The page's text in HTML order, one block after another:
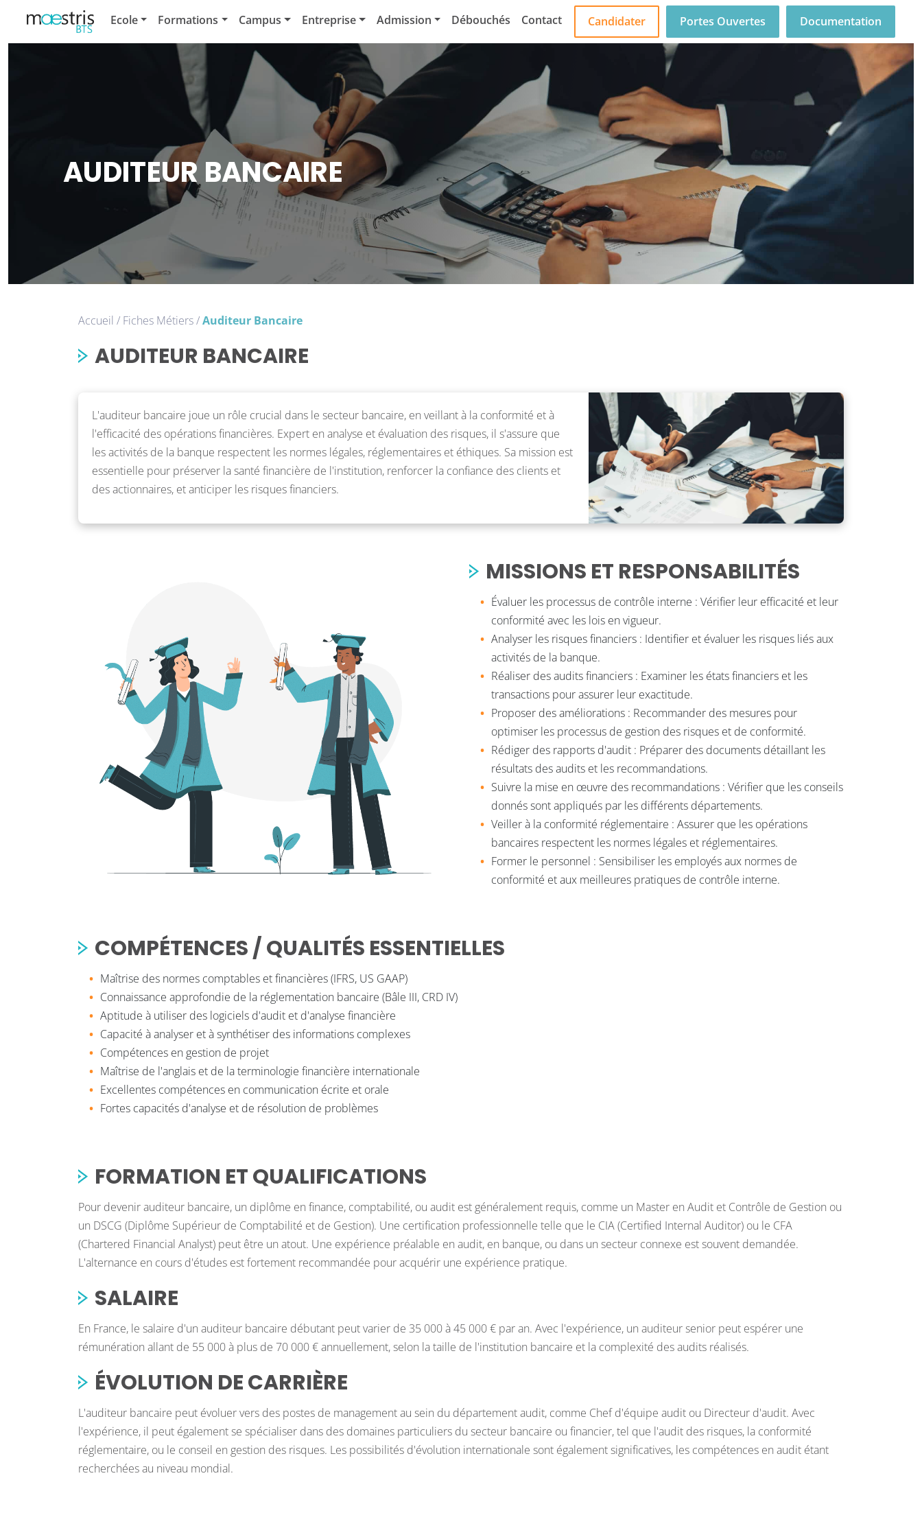
Ecole Formations Campus Entreprise Admission Débouchés Contact Candidater Portes Ouvertes Documentation
AUDITEUR BANCAIRE
Accueil / Fiches Métiers/Auditeur Bancaire
AUDITEUR BANCAIRE
L'auditeur bancaire joue un rôle crucial dans le secteur bancaire, en veillant à la conformité et à
l'efficacité des opérations financières. Expert en analyse et évaluation des risques, il s'assure que
les activités de la banque respectent les normes légales, réglementaires et éthiques. Sa mission est
essentielle pour préserver la santé financière de l'institution, renforcer la confiance des clients et
des actionnaires, et anticiper les risques financiers.
MISSIONS ET RESPONSABILITÉS
Évaluer les processus de contrôle interne : Vérifier leur efficacité et leur
conformité avec les lois en vigueur.
Analyser les risques financiers : Identifier et évaluer les risques liés aux
activités de la banque.
Réaliser des audits financiers : Examiner les états financiers et les
transactions pour assurer leur exactitude.
Proposer des améliorations : Recommander des mesures pour
optimiser les processus de gestion des risques et de conformité.
Rédiger des rapports d'audit : Préparer des documents détaillant les
résultats des audits et les recommandations.
Suivre la mise en œuvre des recommandations : Vérifier que les conseils
donnés sont appliqués par les différents départements.
Veiller à la conformité réglementaire : Assurer que les opérations
bancaires respectent les normes légales et réglementaires.
Former le personnel : Sensibiliser les employés aux normes de
conformité et aux meilleures pratiques de contrôle interne.
COMPÉTENCES / QUALITÉS ESSENTIELLES
Maîtrise des normes comptables et financières (IFRS, US GAAP)
Connaissance approfondie de la réglementation bancaire (Bâle III, CRD IV)
Aptitude à utiliser des logiciels d'audit et d'analyse financière
Capacité à analyser et à synthétiser des informations complexes
Compétences en gestion de projet
Maîtrise de l'anglais et de la terminologie financière internationale
Excellentes compétences en communication écrite et orale
Fortes capacités d'analyse et de résolution de problèmes
FORMATION ET QUALIFICATIONS
Pour devenir auditeur bancaire, un diplôme en finance, comptabilité, ou audit est généralement requis, comme un Master en Audit et Contrôle de Gestion ou
un DSCG (Diplôme Supérieur de Comptabilité et de Gestion). Une certification professionnelle telle que le CIA (Certified Internal Auditor) ou le CFA
(Chartered Financial Analyst) peut être un atout. Une expérience préalable en audit, en banque, ou dans un secteur connexe est souvent demandée.
L'alternance en cours d'études est fortement recommandée pour acquérir une expérience pratique.
SALAIRE
En France, le salaire d'un auditeur bancaire débutant peut varier de 35 000 à 45 000 € par an. Avec l'expérience, un auditeur senior peut espérer une
rémunération allant de 55 000 à plus de 70 000 € annuellement, selon la taille de l'institution bancaire et la complexité des audits réalisés.
ÉVOLUTION DE CARRIÈRE
L'auditeur bancaire peut évoluer vers des postes de management au sein du département audit, comme Chef d'équipe audit ou Directeur d'audit. Avec
l'expérience, il peut également se spécialiser dans des domaines particuliers du secteur bancaire ou financier, tel que l'audit des risques, la conformité
réglementaire, ou le conseil en gestion des risques. Les possibilités d'évolution internationale sont également significatives, les compétences en audit étant
recherchées au niveau mondial.